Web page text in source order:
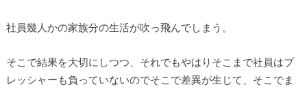
社員幾人かの家族分の生活が吹っ飛んでしまう。
そこで結果を大切にしつつ、それでもやはりそこまで社員はプ
レッシャーも負っていないのでそこで差異が生じて、そこでま